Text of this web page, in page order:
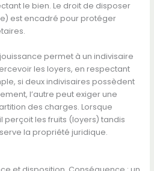
le bien. Le droit de disposer
est encadré pour protéger
permet à un indivisaire
les loyers, en respectant
si deux indivisaires possèdent
l’autre peut exiger une
des charges. Lorsque
perçoit les fruits (loyers) tandis
la propriété juridique.